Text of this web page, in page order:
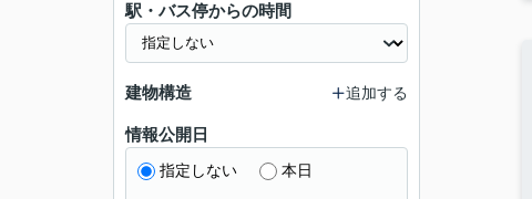
駅・バス停からの時間
建物構造 追加する
情報公開日
指定しない 本日